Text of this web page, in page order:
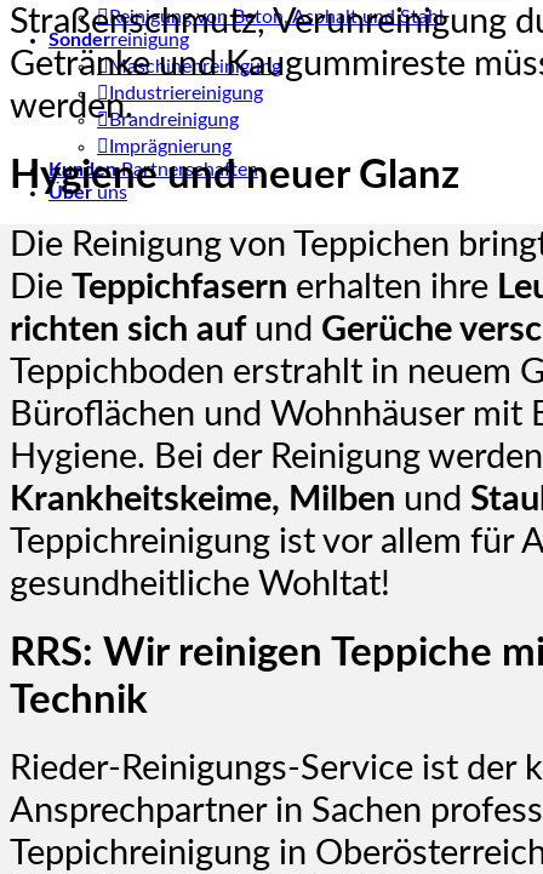
Reinigung von Beton, Asphalt und Stahl
Sonderreinigung
Maschinenreinigung
Industriereinigung
Brandreinigung
Imprägnierung
KundenPartnerschaften
Überuns
Straßenschmutz, Verunreinigung
Getränke und Kaugummireste
werden.
Hygiene und neuer Glanz
Die Reinigung von Teppichen
DieTeppichfasern erhalten ihre
richten sich aufund Gerüche
Teppichboden erstrahlt in neuem
Büroflächen und Wohnhäuser mit
Hygiene. Bei der Reinigung
Krankheitskeime, Milben und
Teppichreinigung ist vor allem für
gesundheitliche Wohltat!
RRS: Wir reinigen Teppiche
Technik
Rieder-Reinigungs-Service ist der
Ansprechpartner in Sachen
Teppichreinigung in